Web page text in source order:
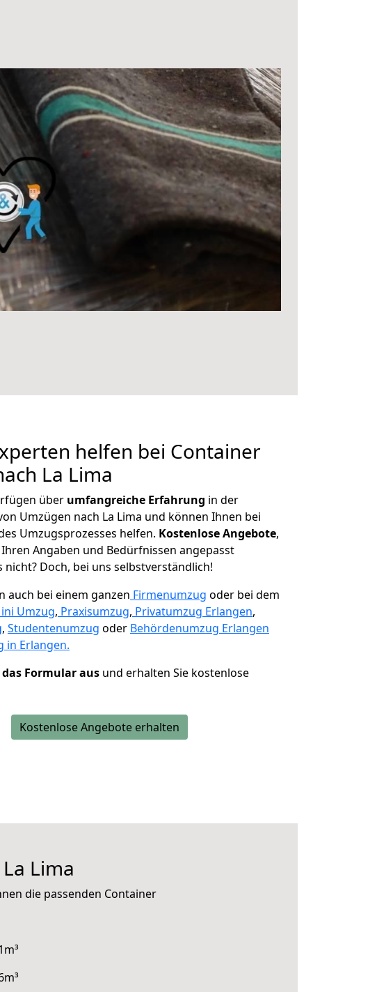
helfen bei Container
La Lima
über umfangreiche Erfahrung in der
Umzügen nach La Lima und können Ihnen bei
Umzugsprozesses helfen. Kostenlose Angebote,
Angaben und Bedürfnissen angepasst
nicht? Doch, bei uns selbstverständlich!
auch bei einem ganzen Firmenumzug oder bei dem
Umzug, Praxisumzug, Privatumzug Erlangen,
, Studentenumzug oder Behördenumzug Erlangen
in Erlangen.
Formular aus und erhalten Sie kostenlose
Kostenlose Angebote erhalten
Lima
die passenden Container